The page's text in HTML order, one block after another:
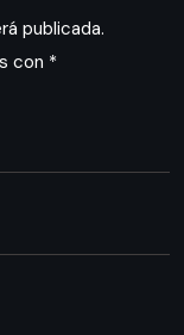
publicada.
con *